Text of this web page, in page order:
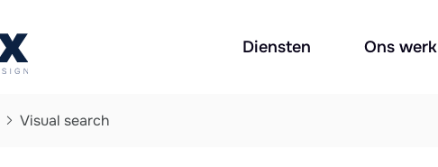
Diensten Ons werk
 Visual search